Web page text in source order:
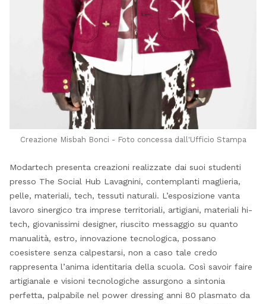
Creazione Misbah Bonci - Foto concessa dall'Ufficio Stampa
Modartech presenta creazioni realizzate dai suoi studenti
presso The Social Hub Lavagnini, contemplanti maglieria,
pelle, materiali, tech, tessuti naturali. L’esposizione vanta
lavoro sinergico tra imprese territoriali, artigiani, materiali hi-
tech, giovanissimi designer, riuscito messaggio su quanto
manualità, estro, innovazione tecnologica, possano
coesistere senza calpestarsi, non a caso tale credo
rappresenta l’anima identitaria della scuola. Così savoir faire
artigianale e visioni tecnologiche assurgono a sintonia
perfetta, palpabile nel power dressing anni 80 plasmato da